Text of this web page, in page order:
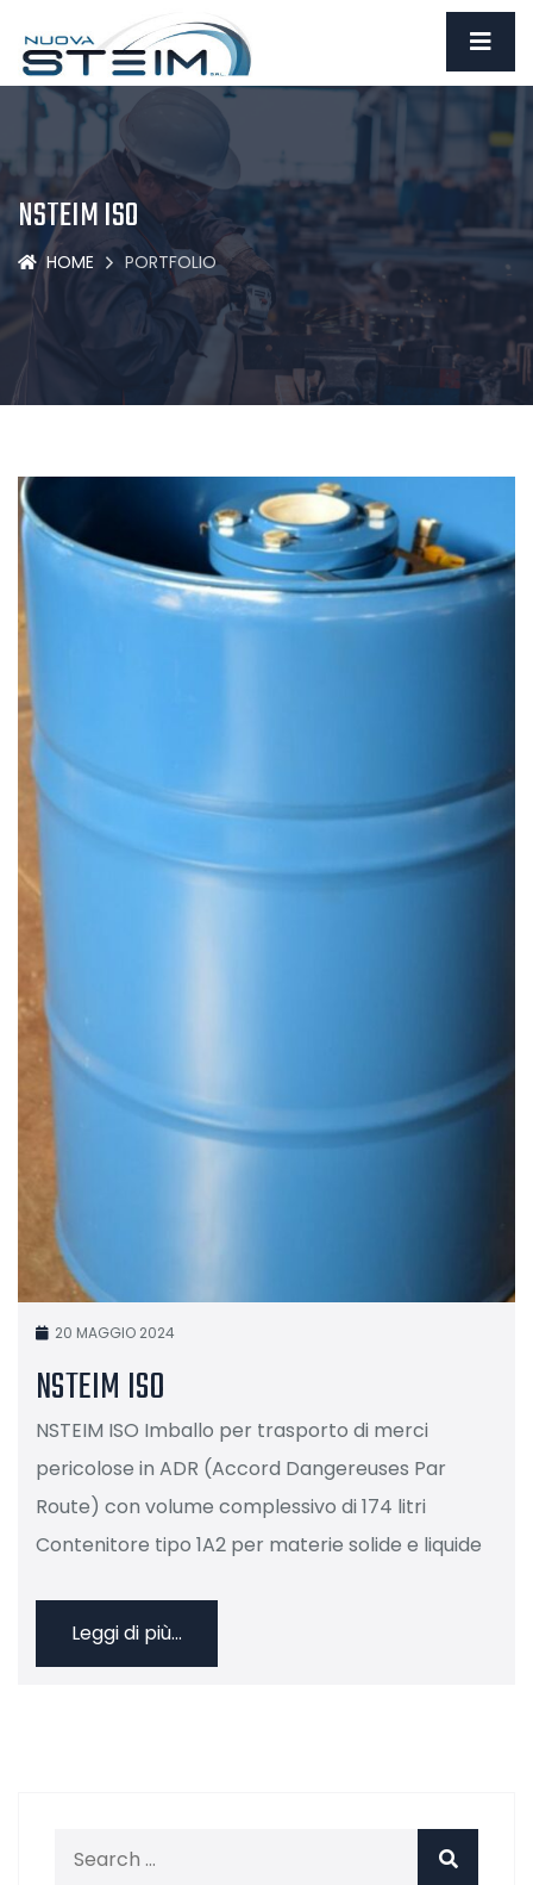
NSTEIM ISO
HOME PORTFOLIO
20 MAGGIO 2024
NSTEIM ISO
NSTEIM ISO Imballo per trasporto di merci
pericolose in ADR (Accord Dangereuses Par
Route) con volume complessivo di 174 litri
Contenitore tipo 1A2 per materie solide e liquide
Leggi di più...
Search for: Search